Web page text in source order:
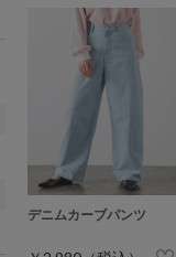
デニムカーブパンツ